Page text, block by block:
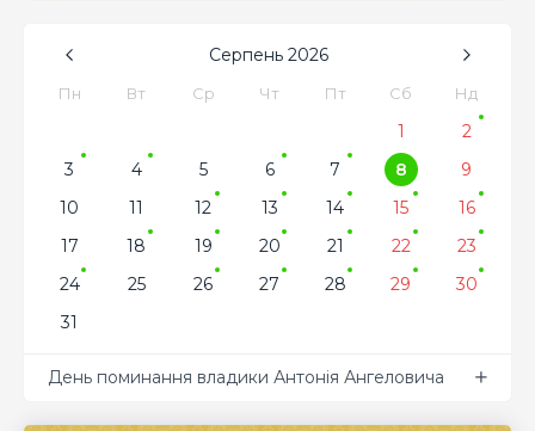
Серпень 2026
Пн Вт Ср Чт Пт Сб Нд
1
2
3
4 5 6 7 8
9
10
11 12 13 14 15
16
17
18 19 20 21 22
23
24
25 26 27 28 29
30
31
День поминання владики Антонія Ангеловича